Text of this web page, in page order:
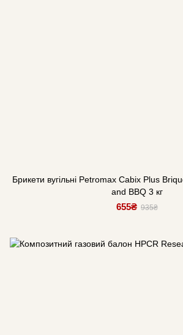
Брикети вугільні Petromax Cabix Plus
and BBQ 3 кг
655₴ 935₴